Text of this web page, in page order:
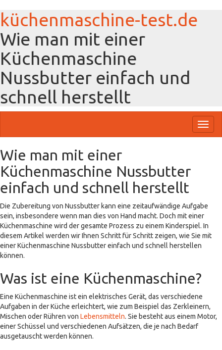
küchenmaschine-test.de
Wie man mit einer
Küchenmaschine
Nussbutter einfach und
schnell herstellt
Wie man mit einer
Küchenmaschine Nussbutter
einfach und schnell herstellt
Die Zubereitung von Nussbutter kann eine zeitaufwändige Aufgabe
sein, insbesondere wenn man dies von Hand macht. Doch mit einer
Küchenmaschine wird der gesamte Prozess zu einem Kinderspiel. In
diesem Artikel werden wir Ihnen Schritt für Schritt zeigen, wie Sie mit
einer Küchenmaschine Nussbutter einfach und schnell herstellen
können.
Was ist eine Küchenmaschine?
Eine Küchenmaschine ist ein elektrisches Gerät, das verschiedene
Aufgaben in der Küche erleichtert, wie zum Beispiel das Zerkleinern,
Mischen oder Rühren von Lebensmitteln. Sie besteht aus einem Motor,
einer Schüssel und verschiedenen Aufsätzen, die je nach Bedarf
ausgetauscht werden können.